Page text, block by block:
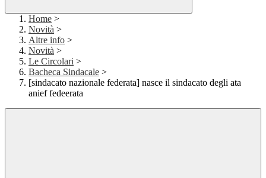
Home >
Novità >
Altre info >
Novità >
Le Circolari >
Bacheca Sindacale >
[sindacato nazionale federata] nasce il sindacato degli ata
anief fedeerata